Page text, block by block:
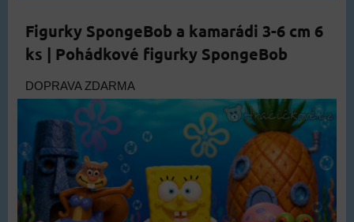
Figurky SpongeBob a kamarádi 3-6 cm 6
ks | Pohádkové figurky SpongeBob
DOPRAVA ZDARMA